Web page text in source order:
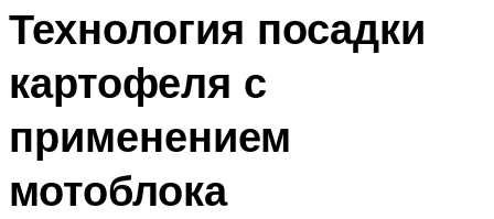
Технология посадки
картофеля с
применением
мотоблока